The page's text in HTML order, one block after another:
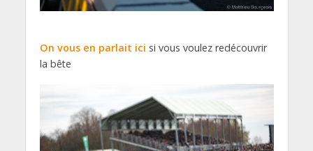
On vous en parlait ici si vous voulez redécouvrir
la bête